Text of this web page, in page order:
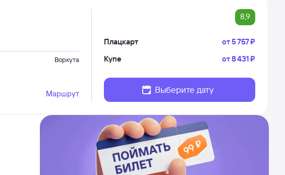
8,9
Воркута
Маршрут
Плацкарт от5 ⁠757 ⁠₽
Купе
от8 ⁠431 ⁠₽
Выберите дату